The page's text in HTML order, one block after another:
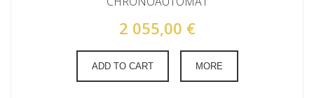
2 055,00 €
ADD TO CART MORE